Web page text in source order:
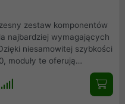
najbardziej wymagających
niesamowitej szybkości
moduły te oferują
podczas intensywnej
radiator z aluminium